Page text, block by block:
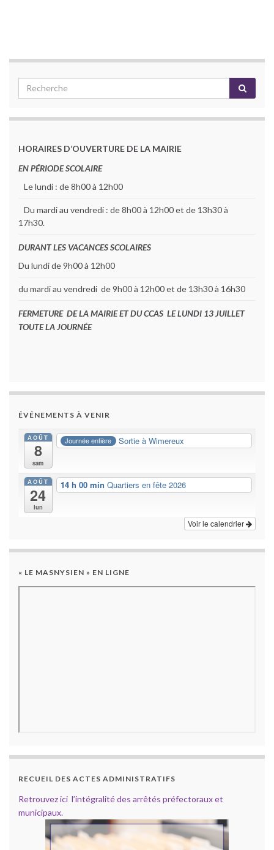
HORAIRES D’OUVERTURE DE LA MAIRIE
EN PÉRIODE SCOLAIRE
Le lundi : de 8h00 à 12h00
Du mardi au vendredi : de 8h00 à 12h00 et de 13h30 à
17h30.
DURANT LES VACANCES SCOLAIRES
Du lundi de 9h00 à 12h00
du mardi au vendredi de 9h00 à 12h00 et de 13h30 à 16h30
FERMETURE DE LA MAIRIE ET DU CCAS LE LUNDI 13 JUILLET
TOUTE LA JOURNÉE
ÉVÉNEMENTS À VENIR
AOÛT
8
sam
Journée entière Sortie à Wimereux
AOÛT
24
lun
14 h 00 min Quartiers en fête 2026
Voir le calendrier
« LE MASNYSIEN » EN LIGNE
RECUEIL DES ACTES ADMINISTRATIFS
Retrouvez ici l’intégralité des arrêtés préfectoraux et
municipaux.